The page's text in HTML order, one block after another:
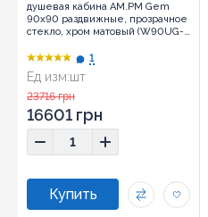
душевая кабина AM.PM Gem
90x90 раздвижные, прозрачное
стекло, хром матовый (W90UG-
Ед изм:шт
1
23716 грн
16601 грн